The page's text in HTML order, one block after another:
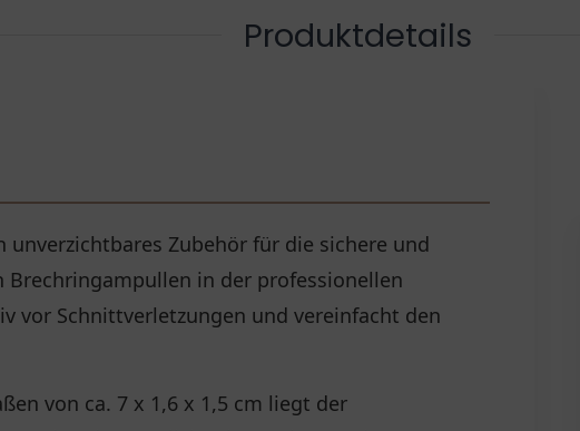
Produktdetails
Zubehör für die sichere und
Brechringampullen in der professionellen
vor Schnittverletzungen und vereinfacht den
von ca. 7 x 1,6 x 1,5 cm liegt der